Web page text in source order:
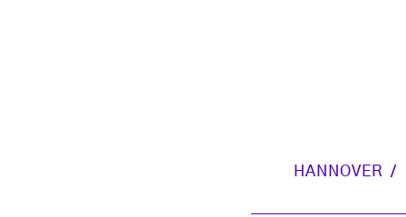
HANNOVER